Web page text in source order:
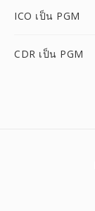
ICO เป็น PGM
CDR เป็น PGM